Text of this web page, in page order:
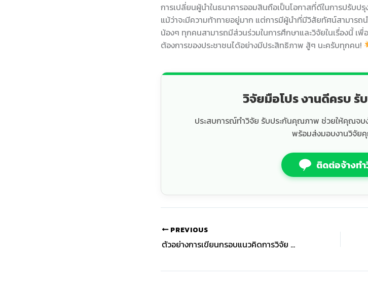
การเปลี่ยนผู้นำในธนาคารออมสินถือเป็นโอกาสที่ดีในการปรับปรุ
แม้ว่าจะมีความท้าทายอยู่มาก แต่การมีผู้นำที่มีวิสัยทัศน์สามารถ
น้องๆ ทุกคนสามารถมีส่วนร่วมในการศึกษาและวิจัยในเรื่องนี้ เ
ต้องการของประชาชนได้อย่างมีประสิทธิภาพ สู้ๆ นะครับทุกคน!
วิจัยมือโปร งานดีครบ
ประสบการณ์ทำวิจัย รับประกันคุณภาพ ช่วยให้คุณจบ
พร้อมส่งมอบงานวิจัย
ติดต่อจ้างท
PREVIOUS
ตัวอย่างการเขียนกรอบแนวคิดการวิจัย (Conceptual Framework) มาตรฐานมืออาชีพ